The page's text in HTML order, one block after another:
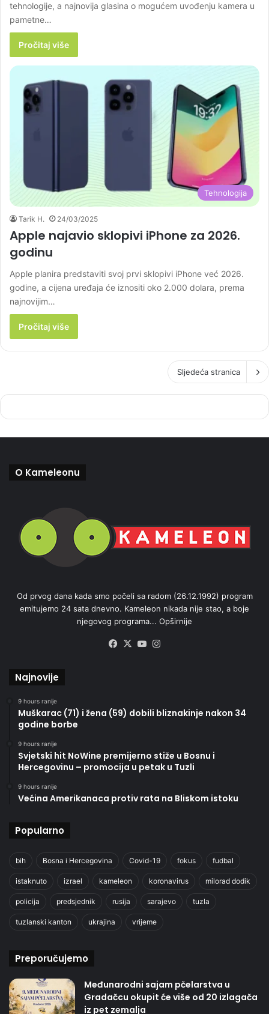
tehnologije, a najnovija glasina o mogućem uvođenju kamera u
pametne…
Pročitaj više
Tehnologija
Tarik H. 24/03/2025
Apple najavio sklopivi iPhone za 2026.
godinu
Apple planira predstaviti svoj prvi sklopivi iPhone već 2026.
godine, a cijena uređaja će iznositi oko 2.000 dolara, prema
najnovijim…
Pročitaj više
Sljedeća stranica
O Kameleonu
Od prvog dana kada smo počeli sa radom (26.12.1992) program
emitujemo 24 sata dnevno. Kameleon nikada nije stao, a boje
njegovog programa... Opširnije
Facebook
X YouTube
Najnovije
9 hours ranije
Muškarac (71) i žena (59) dobili bliznakinje nakon 34
godine borbe
9 hours ranije
Svjetski hit NoWine premijerno stiže u Bosnu i
Hercegovinu – promocija u petak u Tuzli
9 hours ranije
Većina Amerikanaca protiv rata na Bliskom istoku
Popularno
bih Bosna i Hercegovina Covid-19 fokus fudbal
istaknuto izrael kameleon koronavirus milorad dodik
policija predsjednik rusija sarajevo tuzla
tuzlanski kanton ukrajina vrijeme
Preporučujemo
Međunarodni sajam pčelarstva u
Gradačcu okupit će više od 20 izlagača
iz pet zemalja